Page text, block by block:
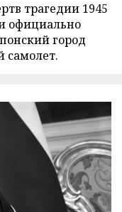
трагедии 1945
официально
город
самолет.